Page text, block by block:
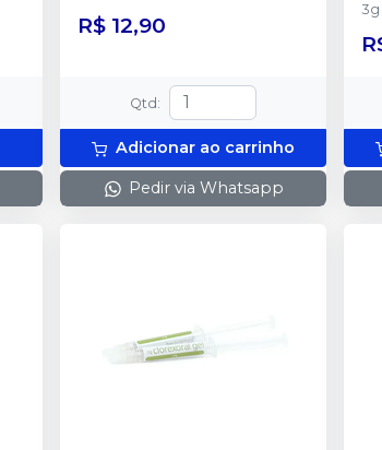
R$ 12,90
Qtd:
Adicionar ao carrinho
Pedir via Whatsapp
3g